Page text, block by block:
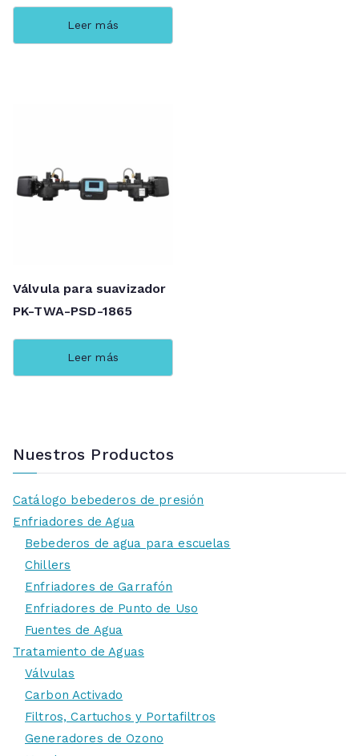
Leer más
Válvula para suavizador
PK-TWA-PSD-1865
Leer más
Nuestros Productos
Catálogo bebederos de presión
Enfriadores de Agua
Bebederos de agua para escuelas
Chillers
Enfriadores de Garrafón
Enfriadores de Punto de Uso
Fuentes de Agua
Tratamiento de Aguas
Válvulas
Carbon Activado
Filtros, Cartuchos y Portafiltros
Generadores de Ozono